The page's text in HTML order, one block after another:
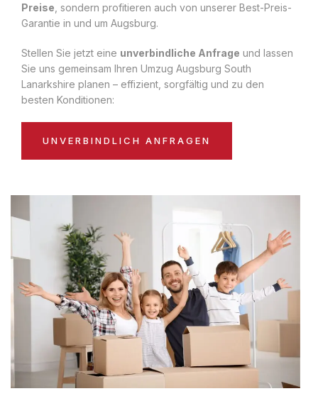
Preise , sondern profitieren auch von unserer Best-Preis-
Garantie in und um Augsburg.
Stellen Sie jetzt eine unverbindliche Anfrage und lassen
Sie uns gemeinsam Ihren Umzug Augsburg South
Lanarkshire planen – effizient, sorgfältig und zu den
besten Konditionen:
UNVERBINDLICH ANFRAGEN